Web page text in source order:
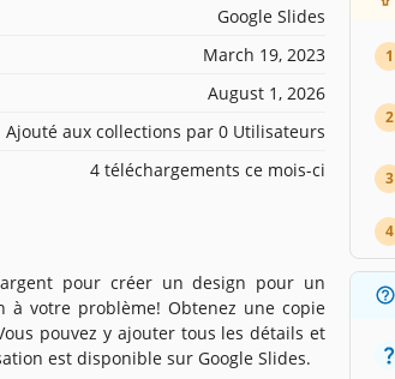
Google Slides
March 19, 2023
August 1, 2026
Ajouté aux collections par 0 Utilisateurs
4 téléchargements ce mois-ci
pour créer un design pour un
votre problème! Obtenez une copie
pouvez y ajouter tous les détails et
est disponible sur Google Slides.
1
2
3
4